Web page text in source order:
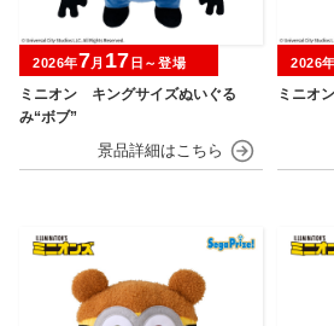
ミニオン キングサイズぬいぐる
み“ボブ”
2026年7月 17 日～登場
ミニオ
2026年